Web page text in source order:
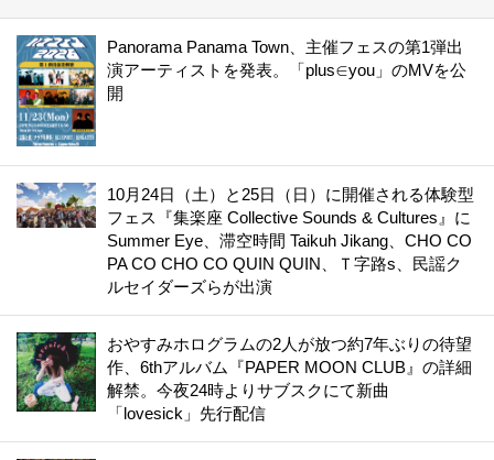
Panorama Panama Town、主催フェスの第1弾出
演アーティストを発表。「plus∈you」のMVを公
開
10月24日（土）と25日（日）に開催される体験型
フェス『集楽座 Collective Sounds & Cultures』に
Summer Eye、滞空時間 Taikuh Jikang、CHO CO
PA CO CHO CO QUIN QUIN、Ｔ字路s、民謡ク
ルセイダーズらが出演
おやすみホログラムの2人が放つ約7年ぶりの待望
作、6thアルバム『PAPER MOON CLUB』の詳細
解禁。今夜24時よりサブスクにて新曲
「lovesick」先行配信